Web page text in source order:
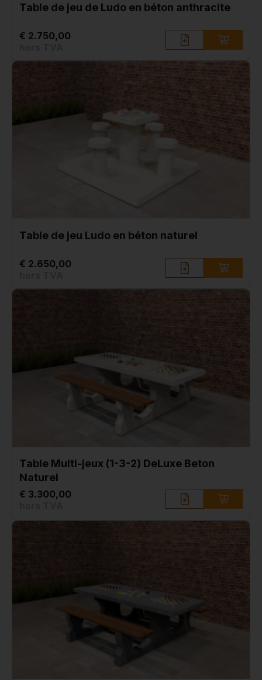
Table de jeu de Ludo en béton anthracite
€ 2.750,00
Table de jeu Ludo en béton naturel
€ 2.650,00
Table Multi-jeux (1-3-2) DeLuxe Beton
Naturel
€ 3.300,00